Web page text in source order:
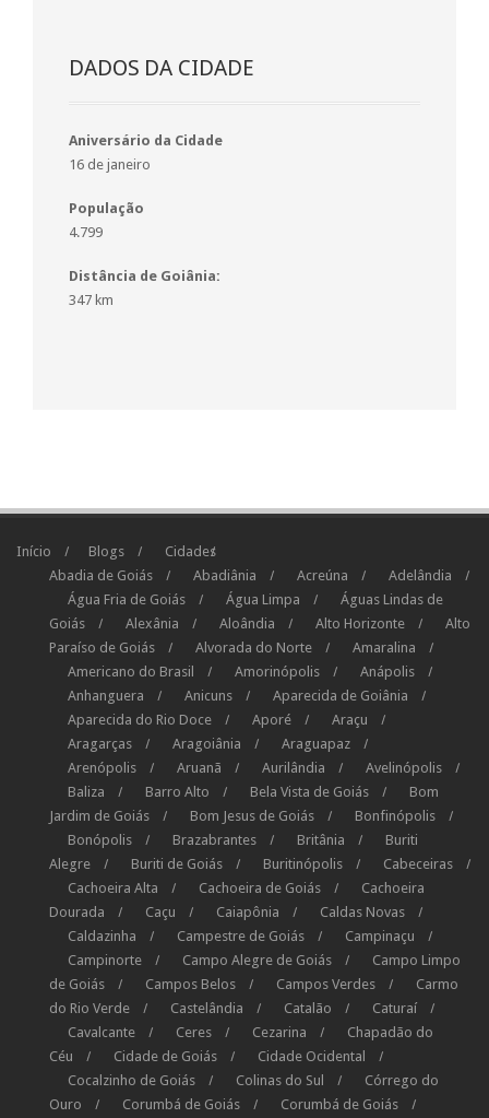
DADOS DA CIDADE
Aniversário da Cidade
16 de janeiro
População
4.799
Distância de Goiânia:
347 km
Início Blogs
Cidades
Abadia de Goiás
Abadiânia Acreúna
Adelândia
Água Fria de Goiás
Água Limpa
Águas Lindas de
Goiás
Alexânia Aloândia Alto Horizonte
Alto
Paraíso de Goiás
Alvorada do Norte
Amaralina
Americano do Brasil
Amorinópolis
Anápolis
Anhanguera
Anicuns
Aparecida de Goiânia
Aparecida do Rio Doce
Aporé
Araçu
Aragarças
Aragoiânia
Araguapaz
Arenópolis
Aruanã Aurilândia
Avelinópolis
Baliza
Barro Alto Bela Vista de Goiás
Bom
Jardim de Goiás
Bom Jesus de Goiás
Bonfinópolis
Bonópolis
Brazabrantes Britânia
Buriti
Alegre
Buriti de Goiás Buritinópolis
Cabeceiras
Cachoeira Alta
Cachoeira de Goiás
Cachoeira
Dourada
Caçu Caiapônia
Caldas Novas
Caldazinha
Campestre de Goiás
Campinaçu
Campinorte
Campo Alegre de Goiás
Campo Limpo
de Goiás
Campos Belos Campos Verdes
Carmo
do Rio Verde
Castelândia Catalão
Caturaí
Cavalcante
Ceres Cezarina
Chapadão do
Céu
Cidade de Goiás
Cidade Ocidental
Cocalzinho de Goiás
Colinas do Sul
Córrego do
Ouro
Corumbá de Goiás
Corumbá de Goiás